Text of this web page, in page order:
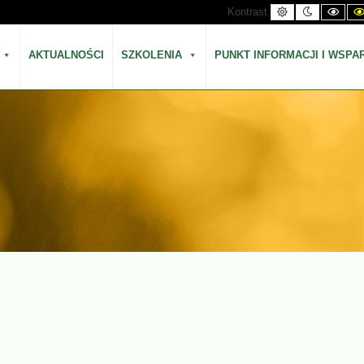
Kontrast
Kontrast
domyślny
Kontrast
nocny
AKTUALNOŚCI SZKOLENIA PUNKT INFORMACJI I